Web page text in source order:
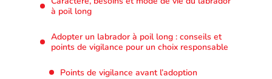
à poil long
Adopter un labrador à poil long : conseils et
points de vigilance pour un choix responsable
Points de vigilance avant l’adoption